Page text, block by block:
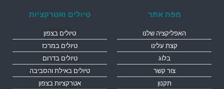
מפת אתר
האפליקציה שלנו
קצת עלינו
בלוג
צור קשר
תקנון
טיולים ואטרקציות
טיולים בצפון
טיולים במרכז
טיולים בדרום
טיולים באילת והסביבה
אטרקציות בצפון